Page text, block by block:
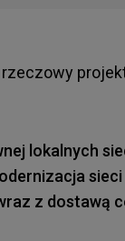
lokalnych
z dostawą